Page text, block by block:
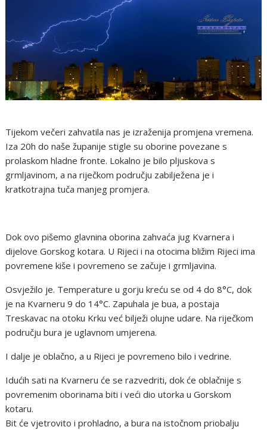
Tijekom večeri zahvatila nas je izraženija promjena vremena.
Iza 20h do naše županije stigle su oborine povezane s
prolaskom hladne fronte. Lokalno je bilo pljuskova s
grmljavinom, a na riječkom području zabilježena je i
kratkotrajna tuča manjeg promjera.
Dok ovo pišemo glavnina oborina zahvaća jug Kvarnera i
dijelove Gorskog kotara. U Rijeci i na otocima bližim Rijeci ima
povremene kiše i povremeno se začuje i grmljavina.
Osvježilo je. Temperature u gorju kreću se od 4 do 8°C, dok
je na Kvarneru 9 do 14°C. Zapuhala je bua, a postaja
Treskavac na otoku Krku već bilježi olujne udare. Na riječkom
području bura je uglavnom umjerena.
I dalje je oblačno, a u Rijeci je povremeno bilo i vedrine.
Idućih sati na Kvarneru će se razvedriti, dok će oblačnije s
povremenim oborinama biti i veći dio utorka u Gorskom
kotaru.
Bit će vjetrovito i prohladno, a bura na istočnom priobalju